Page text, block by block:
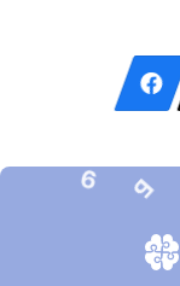
9 Б